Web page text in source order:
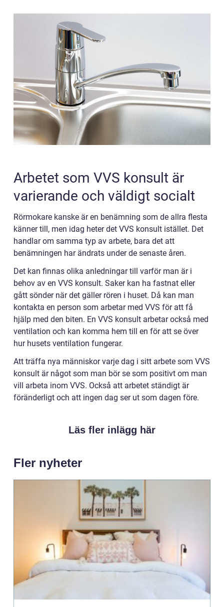
Arbetet som VVS konsult är
varierande och väldigt socialt
Rörmokare kanske är en benämning som de allra flesta
känner till, men idag heter det VVS konsult istället. Det
handlar om samma typ av arbete, bara det att
benämningen har ändrats under de senaste åren.
Det kan finnas olika anledningar till varför man är i
behov av en VVS konsult. Saker kan ha fastnat eller
gått sönder när det gäller rören i huset. Då kan man
kontakta en person som arbetar med VVS för att få
hjälp med den biten. En VVS konsult arbetar också med
ventilation och kan komma hem till en för att se över
hur husets ventilation fungerar.
Att träffa nya människor varje dag i sitt arbete som VVS
konsult är något som man bör se som positivt om man
vill arbeta inom VVS. Också att arbetet ständigt är
föränderligt och att ingen dag ser ut som dagen före.
Läs fler inlägg här
Fler nyheter